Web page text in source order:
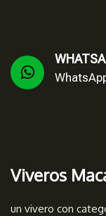
Viveros
un vivero con